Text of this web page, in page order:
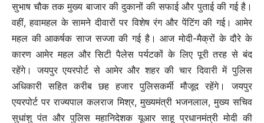
सुभाष चौक तक मुख्य बाजार की दुकानों की सफाई और पुताई की गई है।
वहीं, हवामहल के सामने दीवारों पर विशेष रंग और पेंटिंग की गई। आमेर
महल की आकर्षक साज सज्जा की गई है। आज मोदी-मैक्रों के दौरे के
कारण आमेर महल और सिटी पैलेस पर्यटकों के लिए पूरी तरह से बंद
रहेंगे। जयपुर एयरपोर्ट से आमेर और शहर की चार दिवारी में पुलिस
अधिकारी सहित करीब छह हजार पुलिसकर्मी मौजूद रहेंगे। जयपुर
एयरपोर्ट पर राज्यपाल कलराज मिश्र, मुख्यमंत्री भजनलाल, मुख्य सचिव
सुधांशु पंत और पुलिस महानिदेशक यूआर साहू प्रधानमंत्री मोदी की